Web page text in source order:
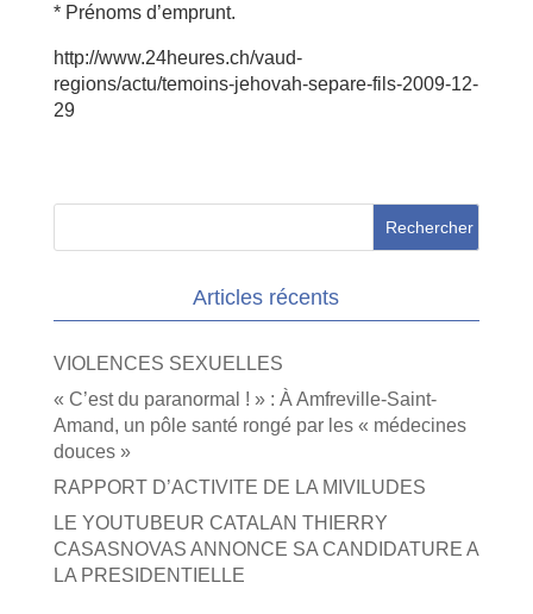
* Prénoms d’emprunt.
http://www.24heures.ch/vaud-
regions/actu/temoins-jehovah-separe-fils-2009-12-
29
Articles récents
VIOLENCES SEXUELLES
« C’est du paranormal ! » : À Amfreville-Saint-
Amand, un pôle santé rongé par les « médecines
douces »
RAPPORT D’ACTIVITE DE LA MIVILUDES
LE YOUTUBEUR CATALAN THIERRY
CASASNOVAS ANNONCE SA CANDIDATURE A
LA PRESIDENTIELLE